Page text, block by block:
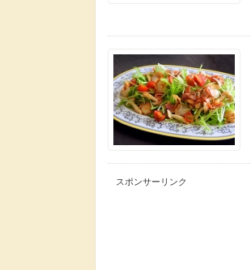
スポンサーリンク